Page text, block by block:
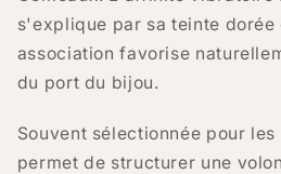
s'explique par sa teinte dorée
association favorise
du port du bijou.
Souvent sélectionnée pour
permet de structurer une